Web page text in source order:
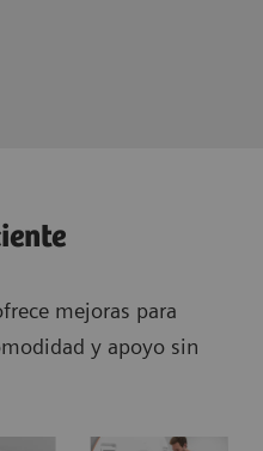
mejoras para
y apoyo sin